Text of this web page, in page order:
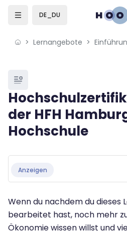
Skip to sidebar navigation menu
Skip to mobile navigation menu
DE_DU
Lernangebote
Blöcke
der HFH
Hochschule
Anzeigen
Wenn du nachdem du dieses
bearbeitet hast, noch mehr
Ökonomie wissen willst und